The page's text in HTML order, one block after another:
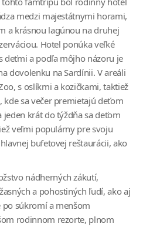
medzi majestátnymi horami,
a krásnou lagúnou na druhej
Hotel ponúka veľké
deťmi a podľa môjho názoru je
dovolenku na Sardínii. V areáli
s oslíkmi a kozičkami, taktiež
sa večer premietajú deťom
krát do týždňa sa deťom
veľmi populárny pre svoju
bufetovej reštaurácii, ako
nádherných zákutí,
a pohostiných ľudí, ako aj
po súkromí a menšom
rodinnom rezorte, plnom